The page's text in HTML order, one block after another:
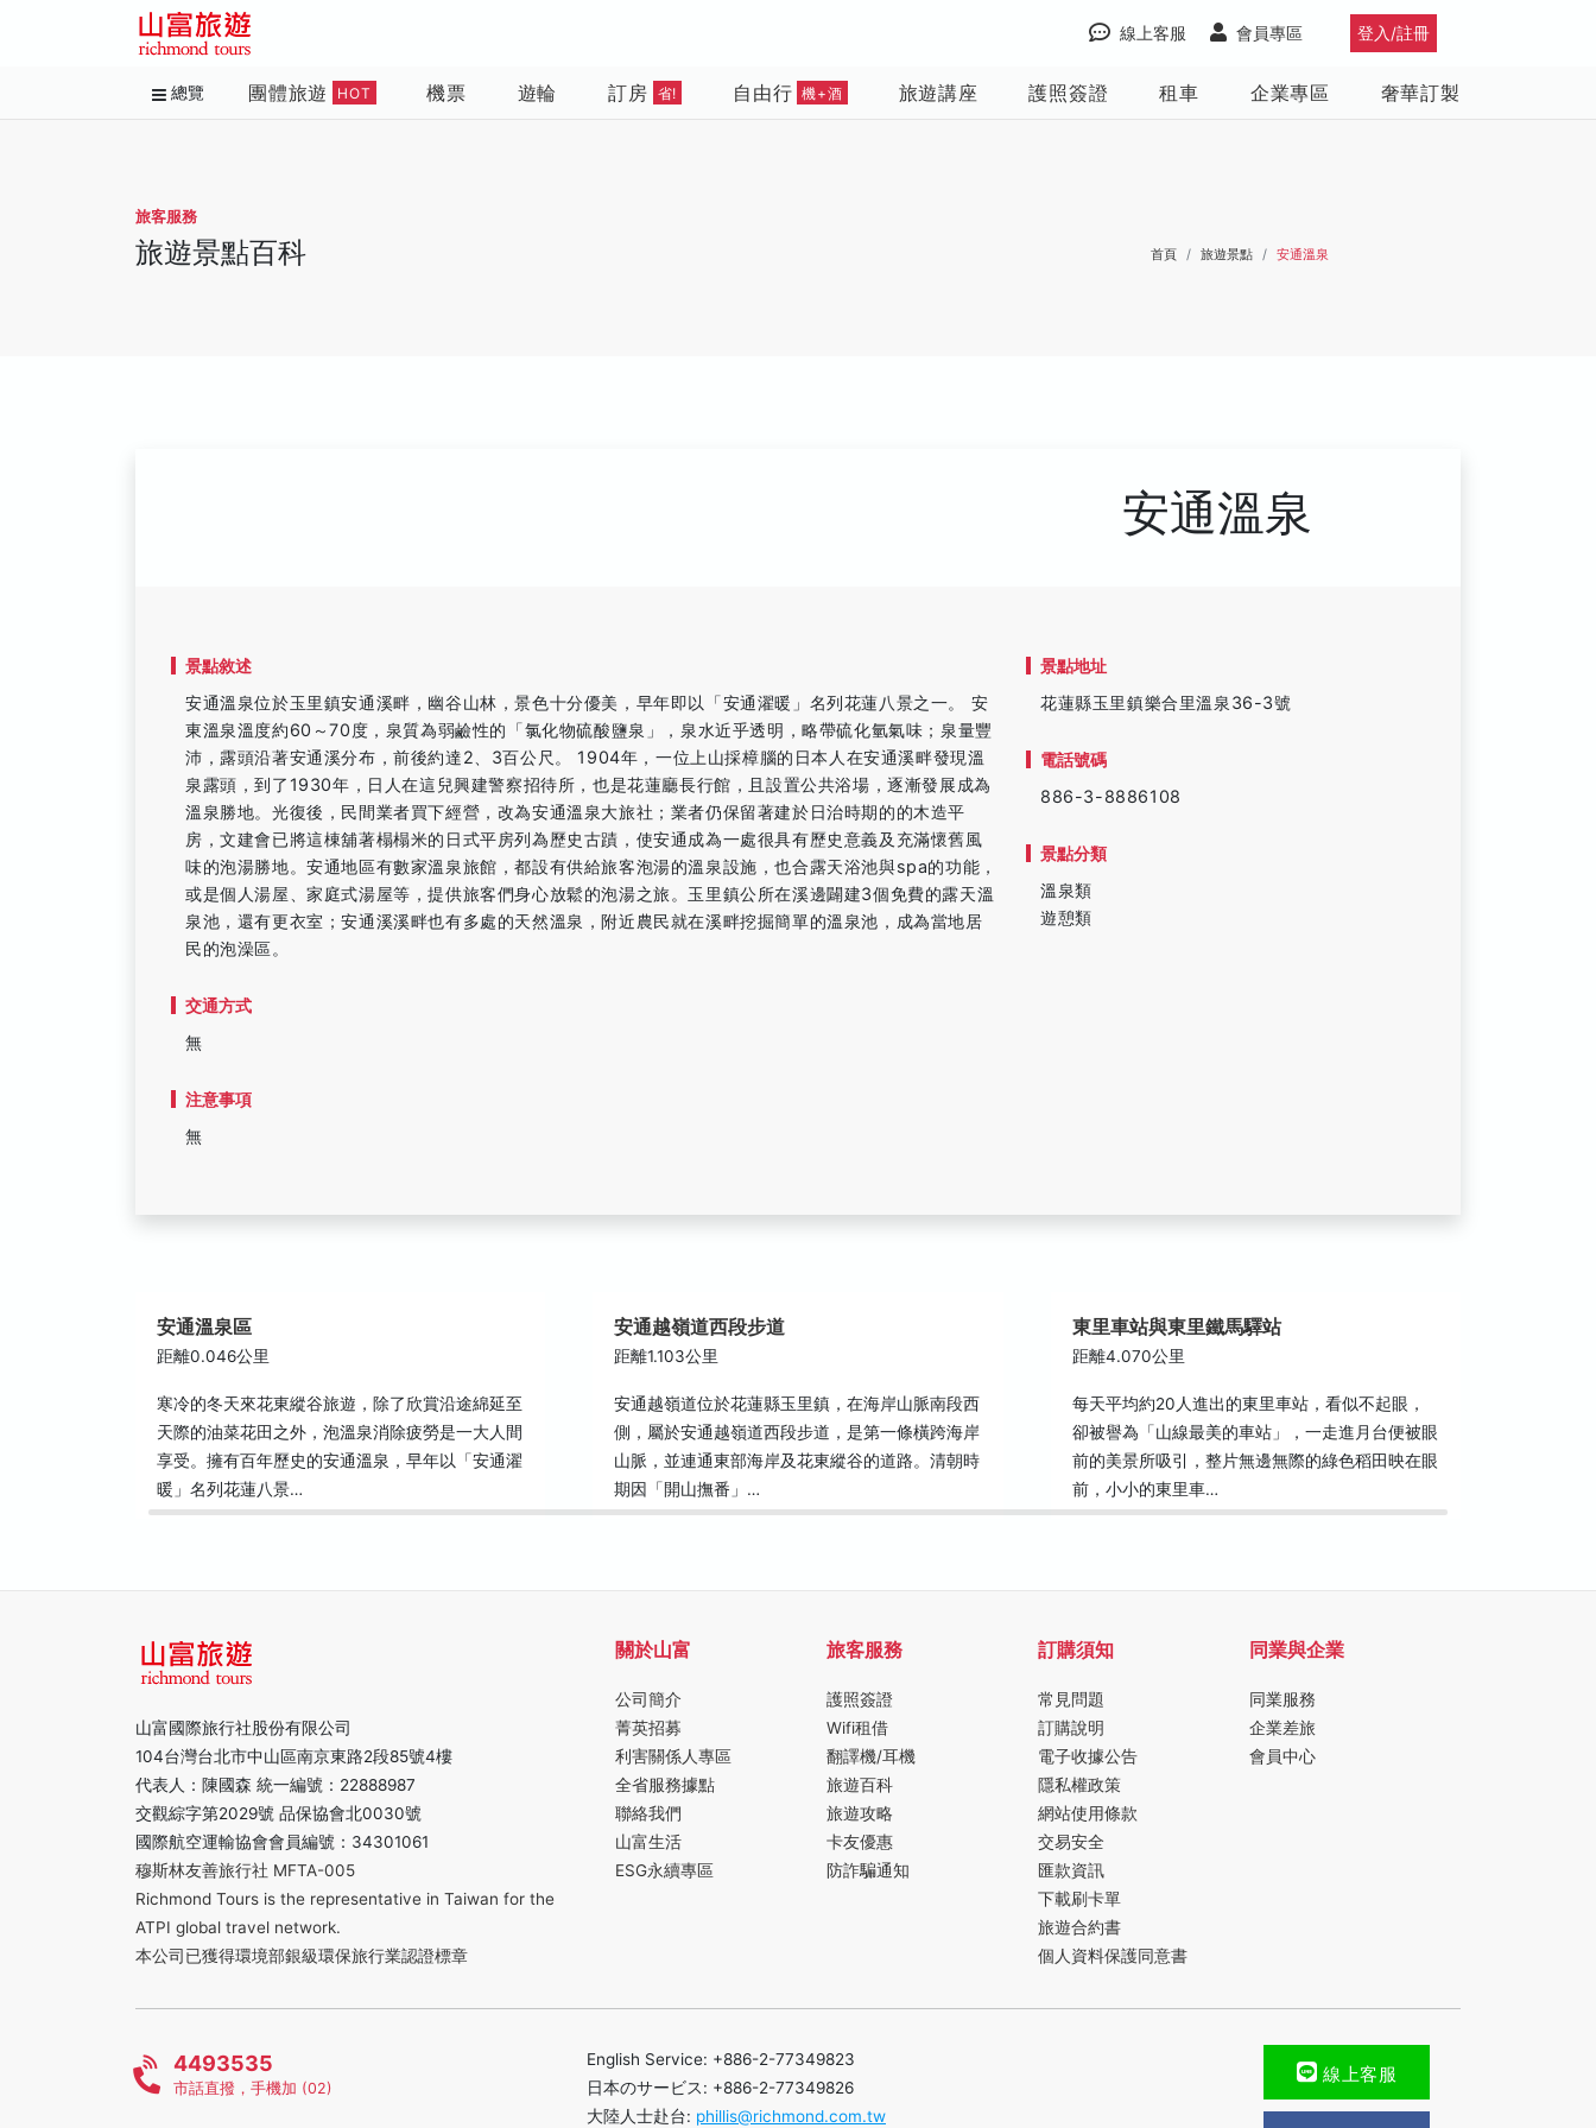
登入/註冊
會員專區
線上客服
總覽 團體旅遊 HOT 機票 遊輪 訂房 省! 自由行 機+酒 旅遊講座 護照簽證 租車 企業專區 奢華訂製
旅客服務
旅遊景點百科 首頁 旅遊景點 安通溫泉
安通溫泉
景點敘述
安通溫泉位於玉里鎮安通溪畔，幽谷山林，景色十分優美，早年即以「安通濯暖」名列花蓮八景之一。 安
東溫泉溫度約60～70度，泉質為弱鹼性的「氯化物硫酸鹽泉」，泉水近乎透明，略帶硫化氫氣味；泉量豐
沛，露頭沿著安通溪分布，前後約達2、3百公尺。 1904年，一位上山採樟腦的日本人在安通溪畔發現溫
泉露頭，到了1930年，日人在這兒興建警察招待所，也是花蓮廳長行館，且設置公共浴場，逐漸發展成為
溫泉勝地。光復後，民間業者買下經營，改為安通溫泉大旅社；業者仍保留著建於日治時期的的木造平
房，文建會已將這棟舖著榻榻米的日式平房列為歷史古蹟，使安通成為一處很具有歷史意義及充滿懷舊風
味的泡湯勝地。安通地區有數家溫泉旅館，都設有供給旅客泡湯的溫泉設施，也合露天浴池與spa的功能，
或是個人湯屋、家庭式湯屋等，提供旅客們身心放鬆的泡湯之旅。玉里鎮公所在溪邊闢建3個免費的露天溫
泉池，還有更衣室；安通溪溪畔也有多處的天然溫泉，附近農民就在溪畔挖掘簡單的溫泉池，成為當地居
民的泡澡區。
交通方式
無
注意事項
無
景點地址
花蓮縣玉里鎮樂合里溫泉36-3號
電話號碼
886-3-8886108
景點分類
溫泉類
遊憩類
安通溫泉區
距離0.046公里
寒冷的冬天來花東縱谷旅遊，除了欣賞沿途綿延至
天際的油菜花田之外，泡溫泉消除疲勞是一大人間
享受。擁有百年歷史的安通溫泉，早年以「安通濯
暖」名列花蓮八景…
安通越嶺道西段步道
距離1.103公里
安通越嶺道位於花蓮縣玉里鎮，在海岸山脈南段西
側，屬於安通越嶺道西段步道，是第一條橫跨海岸
山脈，並連通東部海岸及花東縱谷的道路。清朝時
期因「開山撫番」…
東里車站與東里鐵馬驛站
距離4.070公里
每天平均約20人進出的東里車站，看似不起眼，
卻被譽為「山線最美的車站」，一走進月台便被眼
前的美景所吸引，整片無邊無際的綠色稻田映在眼
前，小小的東里車…
山富國際旅行社股份有限公司
104台灣台北市中山區南京東路2段85號4樓
代表人：陳國森 統一編號：22888987
交觀綜字第2029號 品保協會北0030號
國際航空運輸協會會員編號：34301061
穆斯林友善旅行社 MFTA-005
Richmond Tours is the representative in Taiwan for the
ATPI global travel network.
本公司已獲得環境部銀級環保旅行業認證標章
關於山富
公司簡介
菁英招募
利害關係人專區
全省服務據點
聯絡我們
山富生活
ESG永續專區
旅客服務
護照簽證
Wifi租借
翻譯機/耳機
旅遊百科
旅遊攻略
卡友優惠
防詐騙通知
訂購須知
常見問題
訂購說明
電子收據公告
隱私權政策
網站使用條款
交易安全
匯款資訊
下載刷卡單
旅遊合約書
個人資料保護同意書
同業與企業
同業服務
企業差旅
會員中心
4493535
市話直撥，手機加 (02)
English Service: +886-2-77349823
日本のサービス: +886-2-77349826
大陸人士赴台: phillis@richmond.com.tw
線上客服